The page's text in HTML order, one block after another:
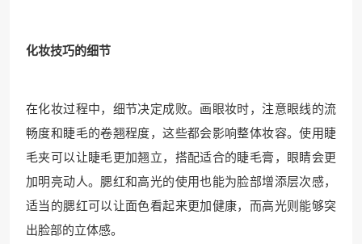
化妆技巧的细节
在化妆过程中，细节决定成败。画眼妆时，注意眼线的流
畅度和睫毛的卷翘程度，这些都会影响整体妆容。使用睫
毛夹可以让睫毛更加翘立，搭配适合的睫毛膏，眼睛会更
加明亮动人。腮红和高光的使用也能为脸部增添层次感，
适当的腮红可以让面色看起来更加健康，而高光则能够突
出脸部的立体感。